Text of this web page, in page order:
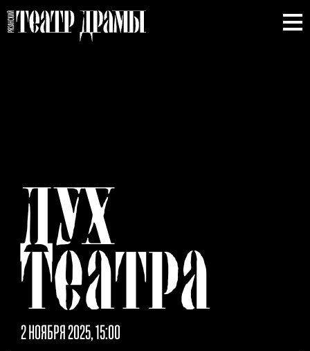
ДУХ
ТЕАТРА
2 НОЯБРЯ 2025, 15:00